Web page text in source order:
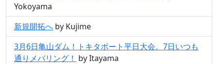
Yokoyama
新規開拓へ by Kujime
3月6日亀山ダム！トキタボート平日大会。7日いつも
通りメバリング！ by Itayama